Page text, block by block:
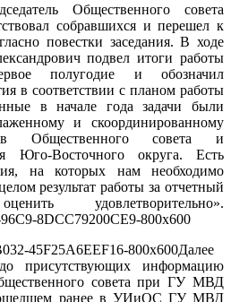
Общественного совета
собравшихся и перешел к
повестки заседания. В ходе
подвел итоги работы
полугодие и обозначил
в соответствии с планом работы
в начале года задачи были
и скоординированному
Общественного совета и
Юго-Восточного округа. Есть
на которых нам необходимо
результат работы за отчетный
удовлетворительно».
Далее
присутствующих информацию
совета при ГУ МВД
ранее в УИиОС ГУ МВД